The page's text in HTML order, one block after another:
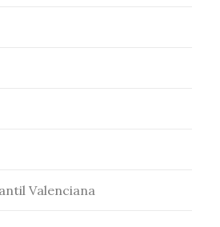
Valenciana